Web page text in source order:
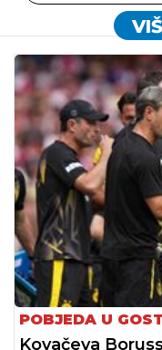
POBJEDA U
Kovačeva